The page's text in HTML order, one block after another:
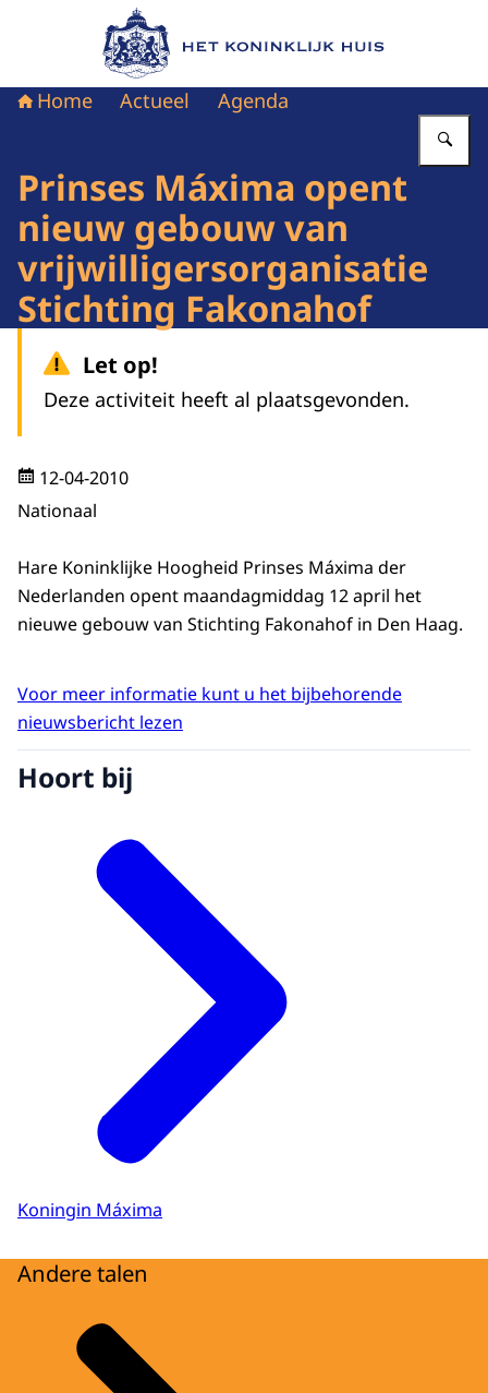
Naar de homepage van Het Koninklijk Huis
Home Actueel Agenda
Prinses Máxima opent
nieuw gebouw van
vrijwilligersorganisatie
Stichting Fakonahof
Let op!
Deze activiteit heeft al plaatsgevonden.
12-04-2010
Nationaal
Hare Koninklijke Hoogheid Prinses Máxima der
Nederlanden opent maandagmiddag 12 april het
nieuwe gebouw van Stichting Fakonahof in Den Haag.
Voor meer informatie kunt u het bijbehorende
nieuwsbericht lezen
Hoort bij
Koningin Máxima
Andere talen